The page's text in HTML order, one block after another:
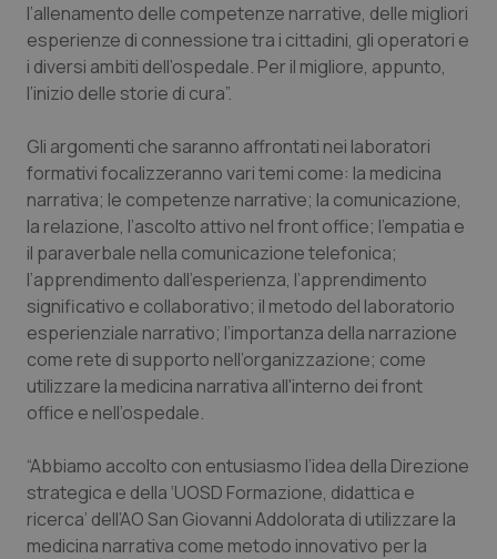
Provincia Autonoma di Bolzano
Provincia Autonoma di Trento
Sardegna
Sicilia
Toscana
Umbria
Valle D’Aosta
Veneto
Infezioni & Febbre
Ipertensione & Scompenso
Malattia di Crohn & Rettocolite Ulcerosa
Neuroscienze & patologie neurodegenerative
Obesità
Oftalmologia
Oncodermatologia
Oncoematologia
Oncologia & Nutrizione
l’allenamento delle competenze narrative, delle migliori
esperienze di connessione tra i cittadini, gli operatori e
i diversi ambiti dell’ospedale. Per il migliore, appunto,
l’inizio delle storie di cura”.
Gli argomenti che saranno affrontati nei laboratori
formativi focalizzeranno vari temi come: la medicina
narrativa; le competenze narrative; la comunicazione,
la relazione, l’ascolto attivo nel front office; l’empatia e
il paraverbale nella comunicazione telefonica;
l’apprendimento dall’esperienza, l’apprendimento
significativo e collaborativo; il metodo del laboratorio
esperienziale narrativo; l’importanza della narrazione
come rete di supporto nell’organizzazione; come
utilizzare la medicina narrativa all'interno dei front
office e nell’ospedale.
“Abbiamo accolto con entusiasmo l’idea della Direzione
strategica e della ‘UOSD Formazione, didattica e
ricerca’ dell’AO San Giovanni Addolorata di utilizzare la
medicina narrativa come metodo innovativo per la